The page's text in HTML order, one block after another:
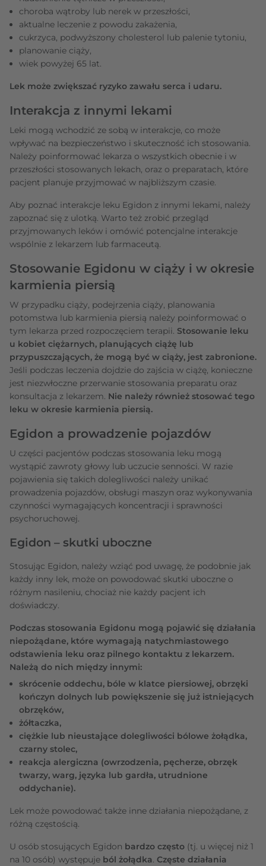
choroba wątroby lub nerek w przeszłości,
aktualne leczenie z powodu zakażenia,
cukrzyca, podwyższony cholesterol lub palenie tytoniu,
planowanie ciąży,
wiek powyżej 65 lat.
Lek może zwiększać ryzyko zawału serca i udaru.
Interakcja z innymi lekami
Leki mogą wchodzić ze sobą w interakcje, co może
wpływać na bezpieczeństwo i skuteczność ich stosowania.
Należy poinformować lekarza o wszystkich obecnie i w
przeszłości stosowanych lekach, oraz o preparatach, które
pacjent planuje przyjmować w najbliższym czasie.
Aby poznać interakcje leku Egidon z innymi lekami, należy
zapoznać się z ulotką. Warto też zrobić przegląd
przyjmowanych leków i omówić potencjalne interakcje
wspólnie z lekarzem lub farmaceutą.
Stosowanie Egidonu w ciąży i w okresie
karmienia piersią
W przypadku ciąży, podejrzenia ciąży, planowania
potomstwa lub karmienia piersią należy poinformować o
tym lekarza przed rozpoczęciem terapii. Stosowanie leku
u kobiet ciężarnych, planujących ciążę lub
przypuszczających, że mogą być w ciąży, jest zabronione.
Jeśli podczas leczenia dojdzie do zajścia w ciążę, konieczne
jest niezwłoczne przerwanie stosowania preparatu oraz
konsultacja z lekarzem. Nie należy również stosować tego
leku w okresie karmienia piersią.
Egidon a prowadzenie pojazdów
U części pacjentów podczas stosowania leku mogą
wystąpić zawroty głowy lub uczucie senności. W razie
pojawienia się takich dolegliwości należy unikać
prowadzenia pojazdów, obsługi maszyn oraz wykonywania
czynności wymagających koncentracji i sprawności
psychoruchowej.
Egidon – skutki uboczne
Stosując Egidon, należy wziąć pod uwagę, że podobnie jak
każdy inny lek, może on powodować skutki uboczne o
różnym nasileniu, chociaż nie każdy pacjent ich
doświadczy.
Podczas stosowania Egidonu mogą pojawić się działania
niepożądane, które wymagają natychmiastowego
odstawienia leku oraz pilnego kontaktu z lekarzem.
Należą do nich między innymi:
skrócenie oddechu, bóle w klatce piersiowej, obrzęki
kończyn dolnych lub powiększenie się już istniejących
obrzęków,
żółtaczka,
ciężkie lub nieustające dolegliwości bólowe żołądka,
czarny stolec,
reakcja alergiczna (owrzodzenia, pęcherze, obrzęk
twarzy, warg, języka lub gardła, utrudnione
oddychanie).
Lek może powodować także inne działania niepożądane, z
różną częstością.
U osób stosujących Egidon bardzo często (tj. u więcej niż 1
na 10 osób) występuje ból żołądka. Częste działania